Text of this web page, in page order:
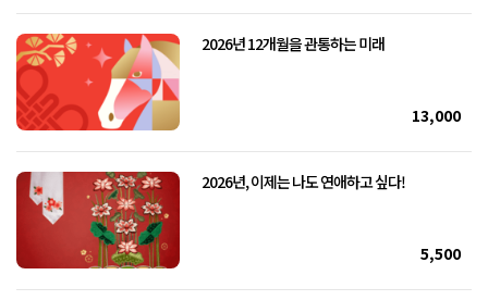
2026년 12개월을 관통하는 미래
13,000
2026년, 이제는 나도 연애하고 싶다!
5,500